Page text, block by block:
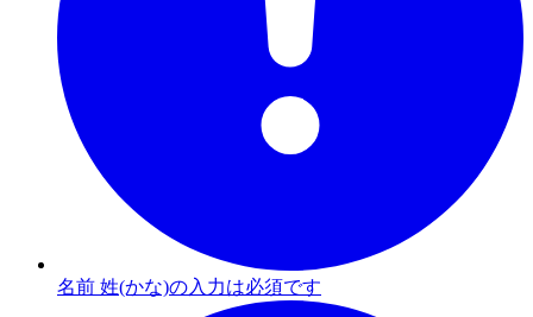
名前 姓(かな)の入力は必須です